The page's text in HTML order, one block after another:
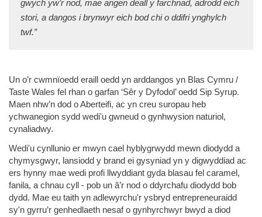
gwych yw’r nod, mae angen deall y farchnad, adrodd eich
stori, a dangos i brynwyr eich bod chi o ddifri ynghylch
twf.”
Un o’r cwmnïoedd eraill oedd yn arddangos yn Blas Cymru /
Taste Wales fel rhan o garfan ‘Sêr y Dyfodol’ oedd Sip Syrup.
Maen nhw’n dod o Aberteifi, ac yn creu suropau heb
ychwanegion sydd wedi'u gwneud o gynhwysion naturiol,
cynaliadwy.
Wedi'u cynllunio er mwyn cael hyblygrwydd mewn diodydd a
chymysgwyr, lansiodd y brand ei gysyniad yn y digwyddiad ac
ers hynny mae wedi profi llwyddiant gyda blasau fel caramel,
fanila, a chnau cyll - pob un â’r nod o ddyrchafu diodydd bob
dydd. Mae eu taith yn adlewyrchu'r ysbryd entrepreneuraidd
sy'n gyrru’r genhedlaeth nesaf o gynhyrchwyr bwyd a diod